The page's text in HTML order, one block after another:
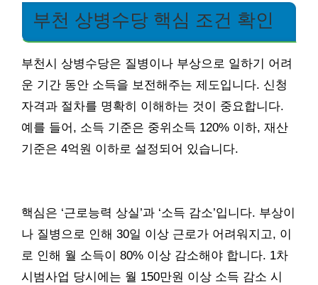
부천 상병수당 핵심 조건 확인
부천시 상병수당은 질병이나 부상으로 일하기 어려
운 기간 동안 소득을 보전해주는 제도입니다. 신청
자격과 절차를 명확히 이해하는 것이 중요합니다.
예를 들어, 소득 기준은 중위소득 120% 이하, 재산
기준은 4억원 이하로 설정되어 있습니다.
핵심은 ‘근로능력 상실’과 ‘소득 감소’입니다. 부상이
나 질병으로 인해 30일 이상 근로가 어려워지고, 이
로 인해 월 소득이 80% 이상 감소해야 합니다. 1차
시범사업 당시에는 월 150만원 이상 소득 감소 시